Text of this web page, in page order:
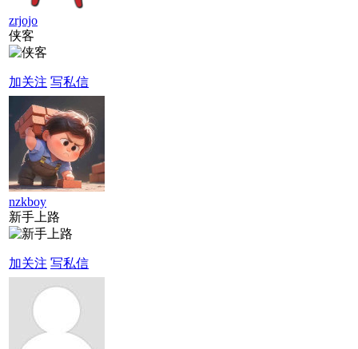
zrjojo
侠客
加关注 写私信
nzkboy
新手上路
加关注 写私信